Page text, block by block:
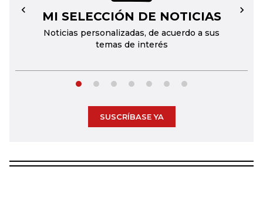
MI SELECCIÓN DE NOTICIAS
Noticias personalizadas, de acuerdo a sus
temas de interés
← →
SUSCRÍBASE YA